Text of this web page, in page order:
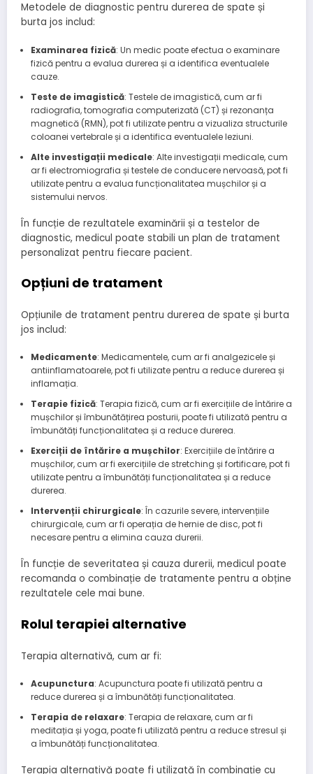
Metodele de diagnostic pentru durerea de spate și
burta jos includ:
Examinarea fizică: Un medic poate efectua o examinare
fizică pentru a evalua durerea și a identifica eventualele
cauze.
Teste de imagistică: Testele de imagistică, cum ar fi
radiografia, tomografia computerizată (CT) și rezonanța
magnetică (RMN), pot fi utilizate pentru a vizualiza structurile
coloanei vertebrale și a identifica eventualele leziuni.
Alte investigații medicale: Alte investigații medicale, cum
ar fi electromiografia și testele de conducere nervoasă, pot fi
utilizate pentru a evalua funcționalitatea mușchilor și a
sistemului nervos.
În funcție de rezultatele examinării și a testelor de
diagnostic, medicul poate stabili un plan de tratament
personalizat pentru fiecare pacient.
Opțiuni de tratament
Opțiunile de tratament pentru durerea de spate și burta
jos includ:
Medicamente: Medicamentele, cum ar fi analgezicele și
antiinflamatoarele, pot fi utilizate pentru a reduce durerea și
inflamația.
Terapie fizică: Terapia fizică, cum ar fi exercițiile de întărire a
mușchilor și îmbunătățirea posturii, poate fi utilizată pentru a
îmbunătăți funcționalitatea și a reduce durerea.
Exerciții de întărire a mușchilor: Exercițiile de întărire a
mușchilor, cum ar fi exercițiile de stretching și fortificare, pot fi
utilizate pentru a îmbunătăți funcționalitatea și a reduce
durerea.
Intervenții chirurgicale: În cazurile severe, intervențiile
chirurgicale, cum ar fi operația de hernie de disc, pot fi
necesare pentru a elimina cauza durerii.
În funcție de severitatea și cauza durerii, medicul poate
recomanda o combinație de tratamente pentru a obține
rezultatele cele mai bune.
Rolul terapiei alternative
Terapia alternativă, cum ar fi:
Acupunctura: Acupunctura poate fi utilizată pentru a
reduce durerea și a îmbunătăți funcționalitatea.
Terapia de relaxare: Terapia de relaxare, cum ar fi
meditația și yoga, poate fi utilizată pentru a reduce stresul și
a îmbunătăți funcționalitatea.
Terapia alternativă poate fi utilizată în combinație cu